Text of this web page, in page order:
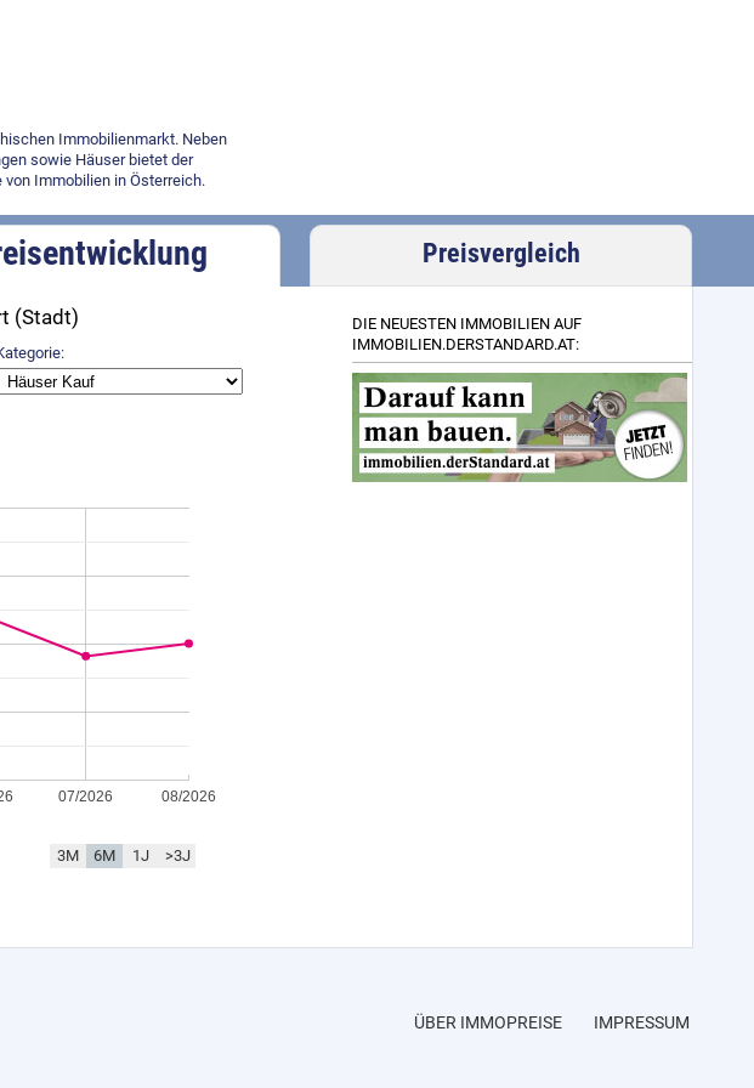
Immobilienmarkt. Neben
sowie Häuser bietet der
Immobilien in Österreich.
Preisvergleich
(Stadt)
07/2026 08/2026
3M 6M 1J >3J
DIE NEUESTEN IMMOBILIEN AUF
IMMOBILIEN.DERSTANDARD.AT:
IMPRESSUM
ÜBER IMMOPREISE